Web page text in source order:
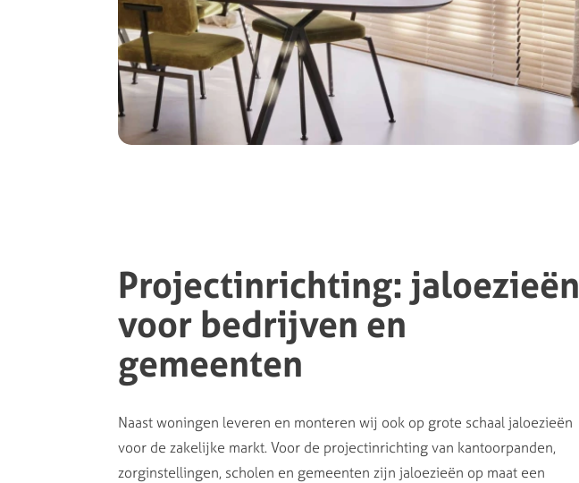
Projectinrichting: jaloezieën
voor bedrijven en
gemeenten
Naast woningen leveren en monteren wij ook op grote schaal jaloezieën
voor de zakelijke markt. Voor de projectinrichting van kantoorpanden,
zorginstellingen, scholen en gemeenten zijn jaloezieën op maat een